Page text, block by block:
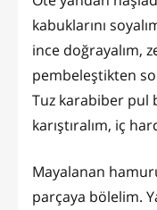
kabuklarını
ince doğrayalım,
pembeleştikten
Tuz karabiber pul
karıştıralım, iç
Mayalanan
parçaya bölelim.